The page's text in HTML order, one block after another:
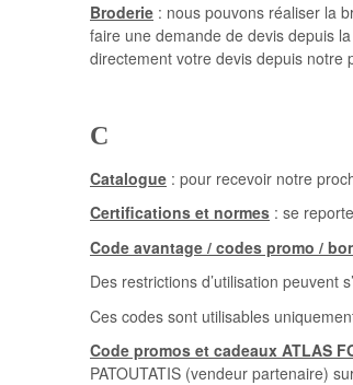
Broderie : nous pouvons réaliser la
faire une demande de devis depuis
directement votre devis depuis notre
C
Catalogue : pour recevoir notre
Certifications et normes : se
Code avantage / codes promo /
Des restrictions d’utilisation peuvent
Ces codes sont utilisables
Code promos et cadeaux ATLAS
PATOUTATIS (vendeur partenaire)